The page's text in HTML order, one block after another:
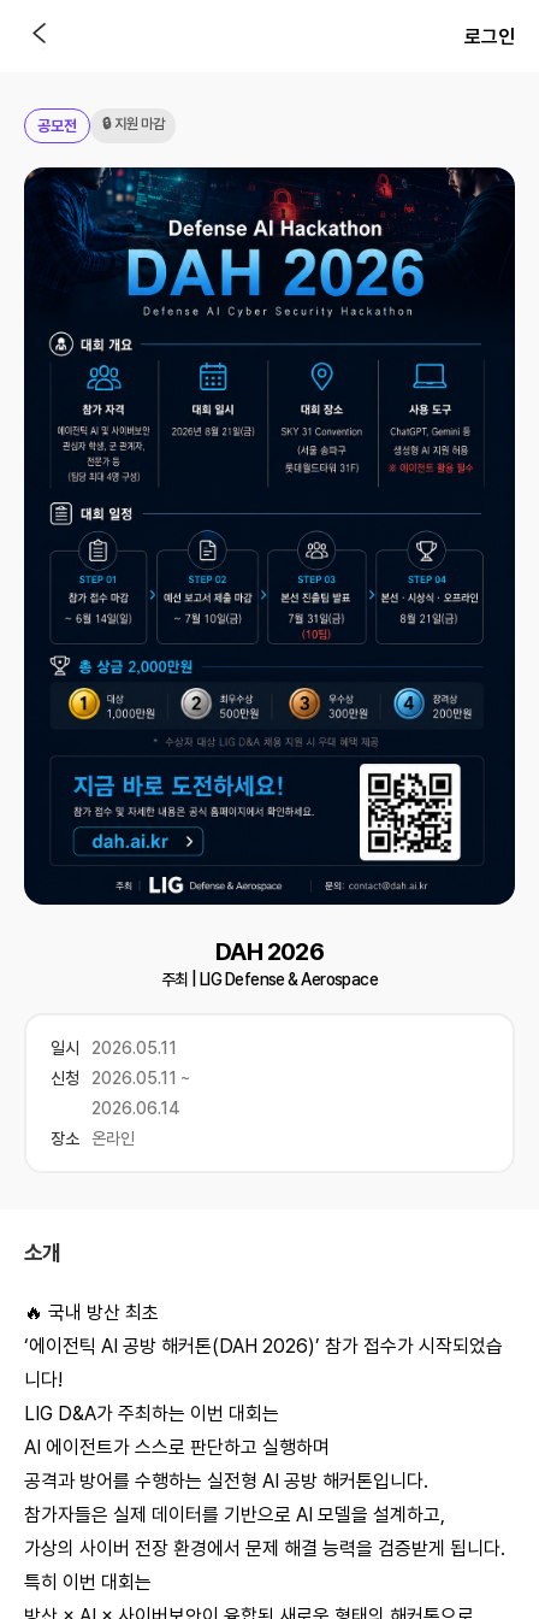
로그인
공모전 🔒 지원 마감
DAH 2026
주최 | LIG Defense & Aerospace
일시
2026.05.11
신청
2026.05.11 ~
2026.06.14
장소
온라인
소개
🔥 국내 방산 최초
‘에이전틱 AI 공방 해커톤(DAH 2026)’ 참가 접수가 시작되었습
니다!
LIG D&A가 주최하는 이번 대회는
AI 에이전트가 스스로 판단하고 실행하며
공격과 방어를 수행하는 실전형 AI 공방 해커톤입니다.
참가자들은 실제 데이터를 기반으로 AI 모델을 설계하고,
가상의 사이버 전장 환경에서 문제 해결 능력을 검증받게 됩니다.
특히 이번 대회는